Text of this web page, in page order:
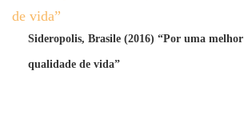
Sideropolis, Brasile (2016) “Por uma melhor
qualidade de vida”